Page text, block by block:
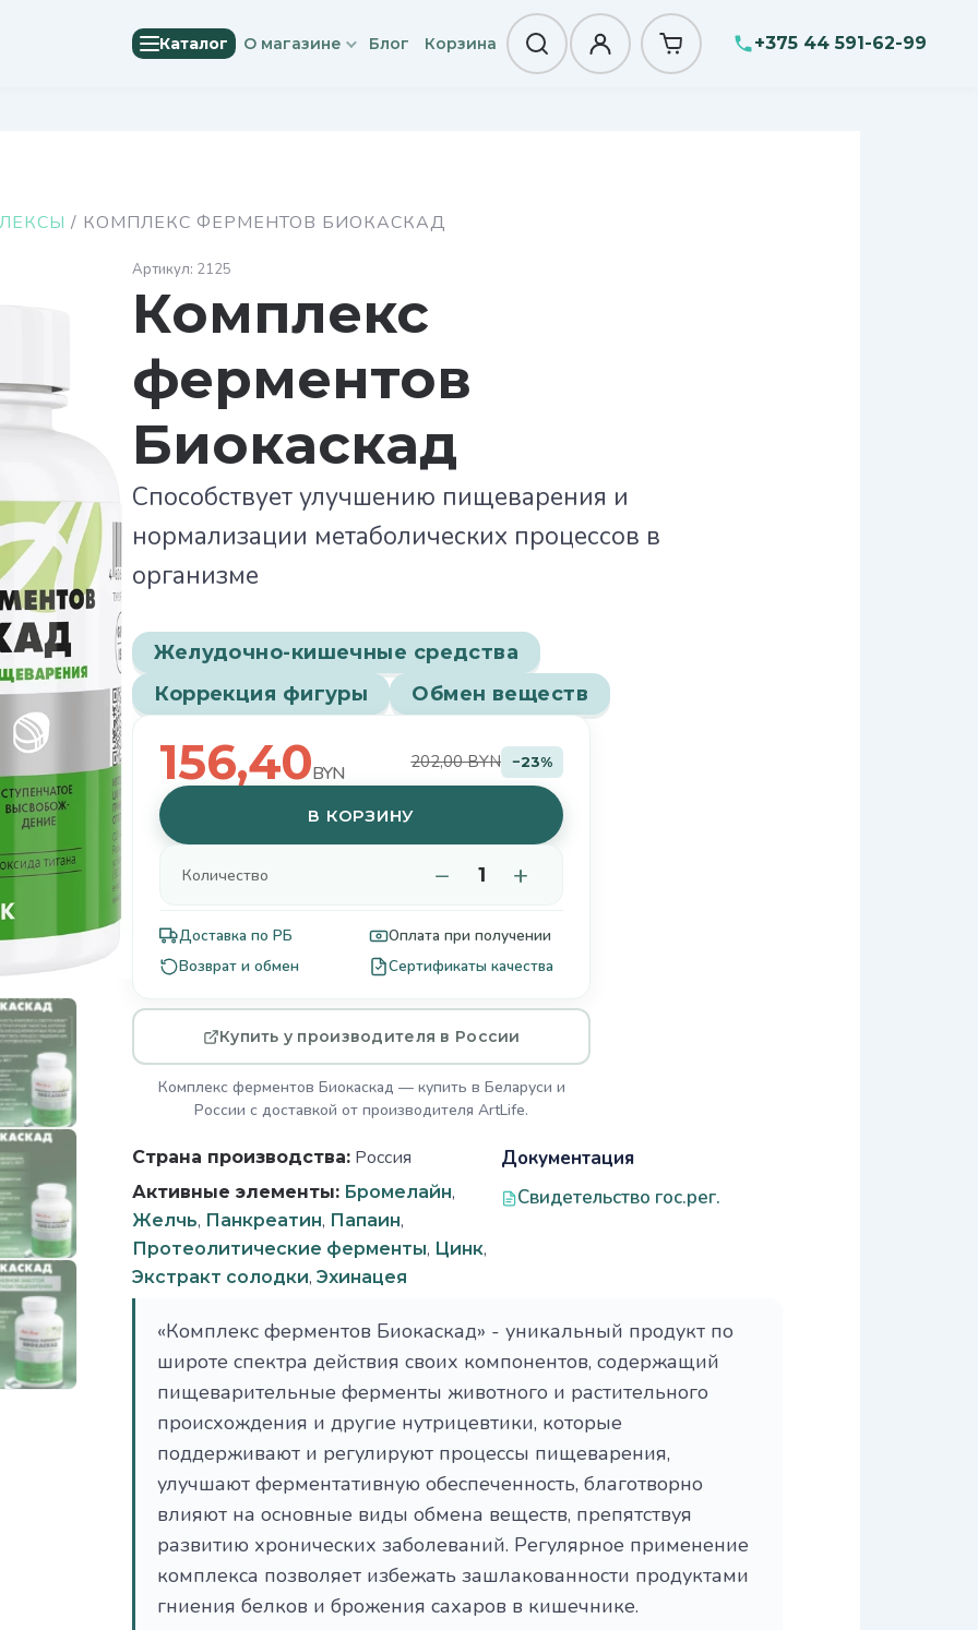
Каталог О магазине Блог Корзина +375 44 591-62-99
/ КОМПЛЕКС ФЕРМЕНТОВ БИОКАСКАД
Комплекс
ферментов
Биокаскад
Способствует улучшению пищеварения и
нормализации метаболических процессов в
организме
2125
Страна производства: Россия
Активные элементы: Бромелайн,
Желчь, Панкреатин, Папаин,
Протеолитические ферменты, Цинк,
Экстракт солодки,Эхинацея
Документация
Свидетельство гос.рег.
Желудочно-кишечные средства
Коррекция фигуры
Обмен веществ
«Комплекс ферментов Биокаскад» - уникальный продукт по
широте спектра действия своих компонентов, содержащий
пищеварительные ферменты животного и растительного
происхождения и другие нутрицевтики, которые
поддерживают и регулируют процессы пищеварения,
улучшают ферментативную обеспеченность, благотворно
влияют на основные виды обмена веществ, препятствуя
развитию хронических заболеваний. Регулярное применение
комплекса позволяет избежать зашлакованности продуктами
гниения белков и брожения сахаров в кишечнике.
156,40BYN 202,00 BYN −23%
В КОРЗИНУ
Количество − +
Доставка по РБ
Оплата при получении
Возврат и обмен
Сертификаты качества
Купить у производителя в России
Комплекс ферментов Биокаскад — купить в Беларуси и
России с доставкой от производителя ArtLife.